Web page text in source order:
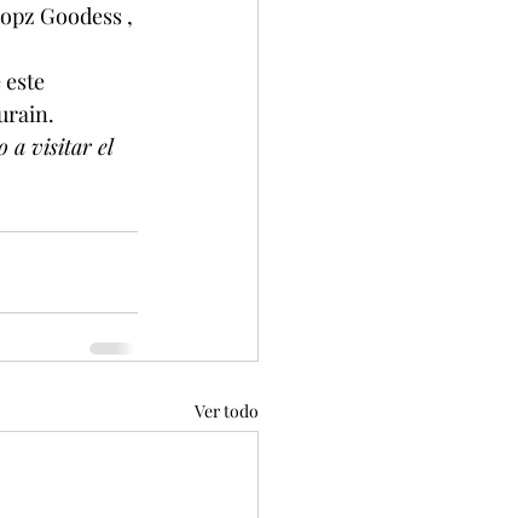
Goodess ,
a visitar el
Ver todo